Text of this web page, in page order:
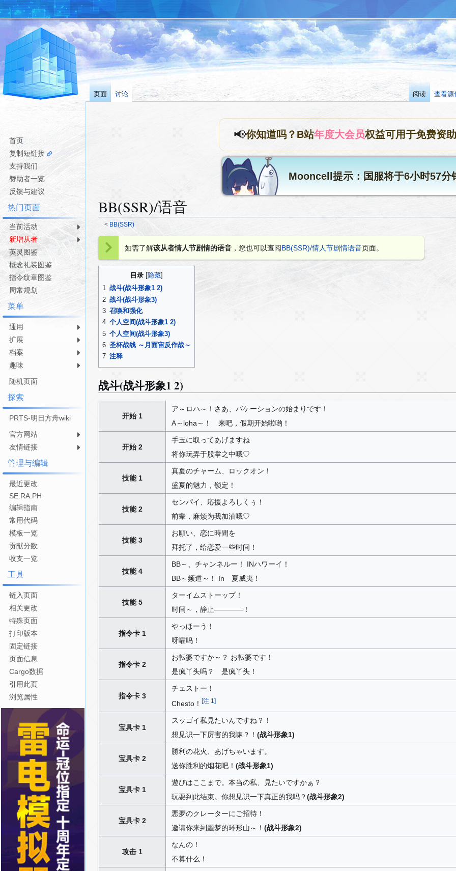
📢你知道吗？B站年度大会员权益可用于免费资
Mooncell提示：国服将于6小时57分
BB(SSR)/语音
< BB(SSR)
到
航
到
索
如需了解该从者情人节剧情的语音 ，您也可以查阅BB(SSR)/情人节剧情语音页面。
目录
1 战斗(战斗形象1 2)
2 战斗(战斗形象3)
3 召唤和强化
4 个人空间(战斗形象1 2)
5 个人空间(战斗形象3)
6 圣杯战线 ～月面宙反作战～
7 注释
战斗(战斗形象1 2)
开始 1
ア～ロハ～！さあ、バケーションの始まりです！
A～loha～！ 来吧，假期开始啦哟！
开始 2
手玉に取ってあげますね
将你玩弄于股掌之中哦♡
技能 1
真夏のチャーム、ロックオン！
盛夏的魅力，锁定！
技能 2
センパイ、応援よろしくぅ！
前辈，麻烦为我加油哦♡
技能 3
お願い、恋に時間を
拜托了，给恋爱一些时间！
技能 4
BB～、チャンネルー！ INハワーイ！
BB～频道～！ In 夏威夷！
技能 5
ターイムストーップ！
时间～，静止————！
指令卡 1
やっほーう！
呀嚯呜！
指令卡 2
お転婆ですか～？ お転婆です！
是疯丫头吗？ 是疯丫头！
指令卡 3
チェストー！
Chesto！ [注 1 ]
宝具卡 1
スッゴイ私見たいんですね？！
想见识一下厉害的我嘛？！ (战斗形象1)
宝具卡 2
勝利の花火、あげちゃいます。
送你胜利的烟花吧！ (战斗形象1)
宝具卡 1
遊びはここまで。本当の私、見たいですかぁ？
玩耍到此结束。你想见识一下真正的我吗？(战斗形象2)
宝具卡 2
悪夢のクレーターにご招待！
邀请你来到噩梦的环形山～！ (战斗形象2)
攻击 1
なんの！
不算什么！
页面 讨论 阅读 查看源
首页
复制短链接
支持我们
赞助者一览
反馈与建议
热门页面
当前活动
新增从者
英灵图鉴
概念礼装图鉴
指令纹章图鉴
周常规划
菜单
通用
扩展
档案
趣味
随机页面
探索
PRTS-明日方舟wiki
官方网站
友情链接
管理与编辑
最近更改
SE.RA.PH
编辑指南
常用代码
模板一览
贡献分数
收支一览
工具
链入页面
相关更改
特殊页面
打印版本
固定链接
页面信息
Cargo数据
引用此页
浏览属性